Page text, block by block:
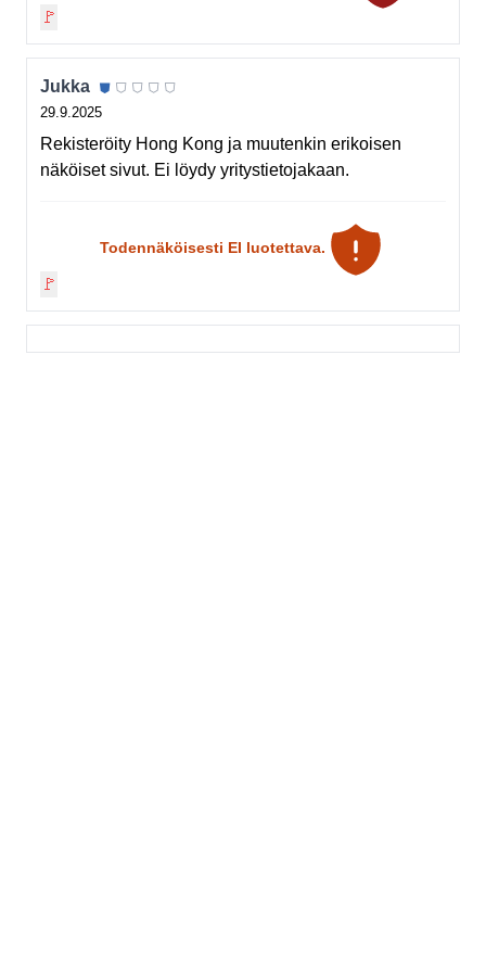
🚩
Jukka ⛊ ⛉ ⛉ ⛉ ⛉
29.9.2025
Rekisteröity Hong Kong ja muutenkin erikoisen
näköiset sivut. Ei löydy yritystietojakaan.
Todennäköisesti EI luotettava.
🚩